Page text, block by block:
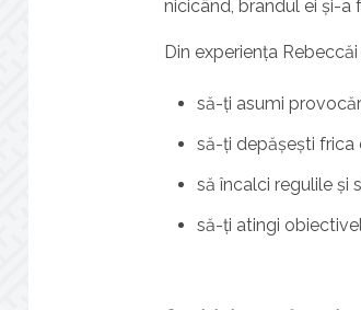
nicicând, brandul ei și-
Din experiența
să-ți asumi
să-ți depășești frica
să încalci regulile și
să-ți atingi